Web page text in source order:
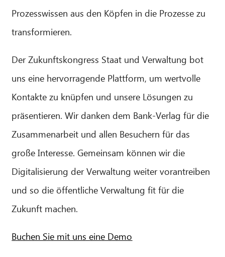
Prozesswissen aus den Köpfen in die Prozesse zu
transformieren.
Der Zukunftskongress Staat und Verwaltung bot
uns eine hervorragende Plattform, um wertvolle
Kontakte zu knüpfen und unsere Lösungen zu
präsentieren. Wir danken dem Bank-Verlag für die
Zusammenarbeit und allen Besuchern für das
große Interesse. Gemeinsam können wir die
Digitalisierung der Verwaltung weiter vorantreiben
und so die öffentliche Verwaltung fit für die
Zukunft machen.
Buchen Sie mit uns eine Demo